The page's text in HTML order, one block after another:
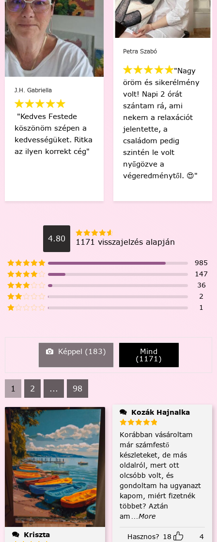
"Nagy
2 órát
rá, ami
a relaxációt
a
pedig
le volt
Viki Vas-Lukács
"Kedvenc egyéni
számfestőmmel 🥰
tökéletes lett,
élmény volt minden
egyes ecsetvonás!
Köszönöm Festede!
4.80 1171 visszajelzés alapján
985
147
36
2
1
Képpel (183) Mind
(1171)
1 2 ... 98
Kriszta
Kozák Hajnalka
Korábban vásároltam
már számfestő
készleteket, de más
oldalról, mert ott
olcsóbb volt, és
gondoltam ha ugyanazt
kapom, miért fizetnék
többet? Aztán
am ...More
Hasznos? 18 4